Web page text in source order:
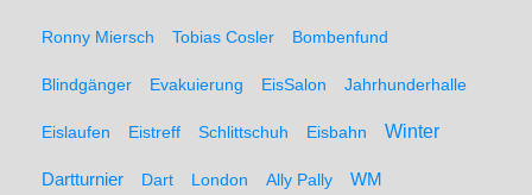
Ronny Miersch Tobias Cosler Bombenfund
Blindgänger Evakuierung EisSalon Jahrhunderhalle
Eislaufen Eistreff Schlittschuh Eisbahn Winter
Dartturnier Dart London Ally Pally WM